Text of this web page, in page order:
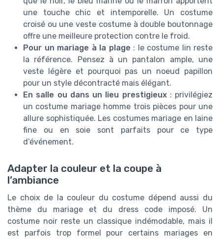
une touche chic et intemporelle. Un costume
croisé ou une veste costume à double boutonnage
offre une meilleure protection contre le froid.
Pour un mariage à la plage : le costume lin reste
la référence. Pensez à un pantalon ample, une
veste légère et pourquoi pas un noeud papillon
pour un style décontracté mais élégant.
En salle ou dans un lieu prestigieux: privilégiez
un costume mariage homme trois pièces pour une
allure sophistiquée. Les costumes mariage en laine
fine ou en soie sont parfaits pour ce type
d’événement.
Adapter la couleur et la coupe à
l’ambiance
Le choix de la couleur du costume dépend aussi du
thème du mariage et du dress code imposé. Un
costume noir reste un classique indémodable, mais il
est parfois trop formel pour certains mariages en